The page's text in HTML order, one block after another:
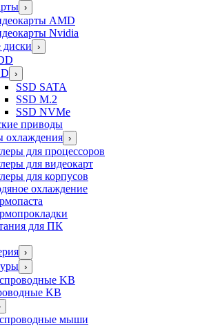
›
AMD
Nvidia
диски
›
›
SSD SATA
SSD M.2
SSD NVMe
приводы
охлаждения ›
для процессоров
для видеокарт
для корпусов
охлаждение
для ПК
›
›
KB
KB
мыши